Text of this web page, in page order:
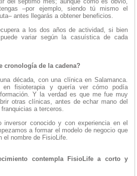
–por ejemplo, siendo tú mismo el
antes llegarás a obtener beneficios.
a los dos años de actividad, si bien
variar según la casuística de cada
cronología de la cadena?
década, con una clínica en Salamanca.
en fisioterapia y quería ver cómo podía
Y la verdad es que me fue muy
otras clínicas, antes de echar mano del
a terceros.
inversor conocido y con experiencia en el
a formar el modelo de negocio que
el nombre de FisioLife.
contempla FisioLife a corto y